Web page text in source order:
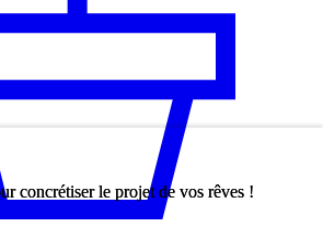
concrétiser le projet de vos rêves !
concrétiser le projet de vos rêves !